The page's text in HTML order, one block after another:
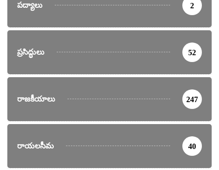
పద్యాలు 2
ప్రసిద్ధులు 52
రాజకీయాలు 247
రాయలసీమ 40